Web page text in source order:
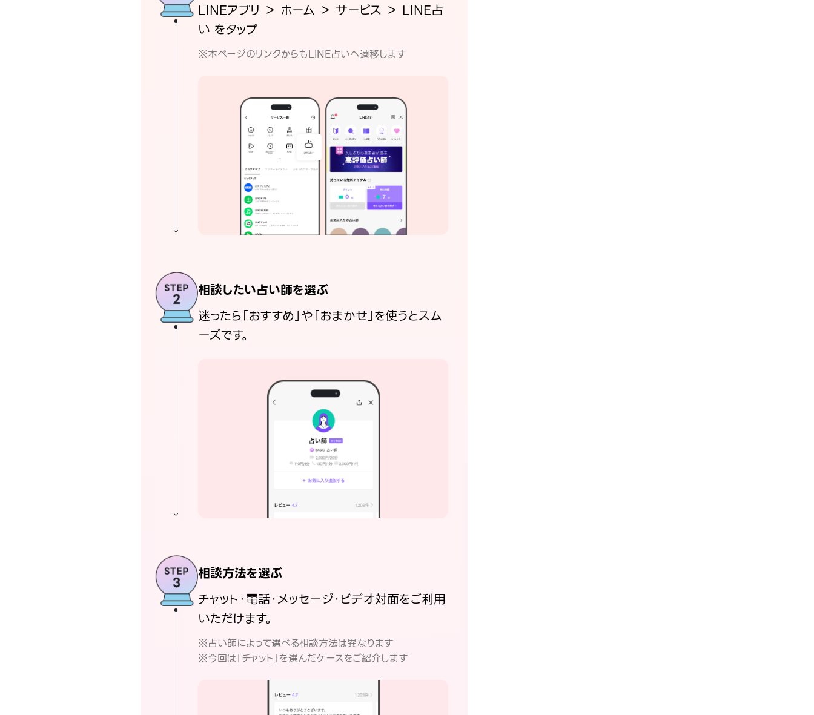
LINEアプリ ＞ ホーム ＞ サービス ＞ LINE占
い をタップ
※本ページのリンクからもLINE占いへ遷移します
相談したい占い師を選ぶ
迷ったら「おすすめ」や「おまかせ」を使うとスム
ーズです。
相談方法を選ぶ
チャット・電話・メッセージ・ビデオ対面をご利用
いただけます。
※占い師によって選べる相談方法は異なります
※今回は「チャット」を選んだケースをご紹介します